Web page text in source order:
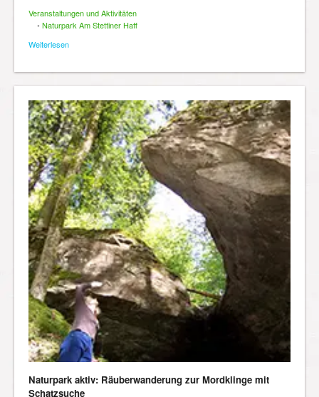
Veranstaltungen und Aktivitäten
• Naturpark Am Stettiner Haff
Weiterlesen
Naturpark aktiv: Räuberwanderung zur Mordklinge mit
Schatzsuche